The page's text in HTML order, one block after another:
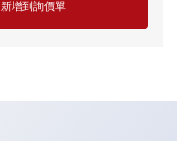
新增到詢價單